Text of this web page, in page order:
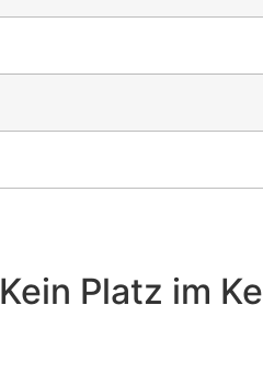
Kein Platz im